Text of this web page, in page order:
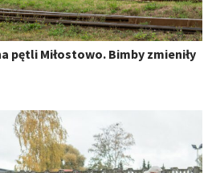
pętli Miłostowo. Bimby zmieniły